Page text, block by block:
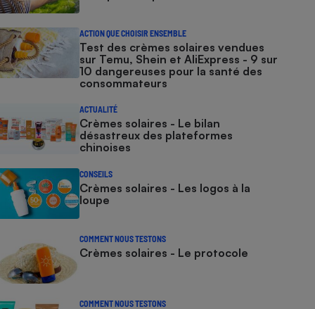
ACTION QUE CHOISIR ENSEMBLE
Test des crèmes solaires vendues
sur Temu, Shein et AliExpress - 9 sur
10 dangereuses pour la santé des
consommateurs
ACTUALITÉ
Crèmes solaires - Le bilan
désastreux des plateformes
chinoises
CONSEILS
Crèmes solaires - Les logos à la
loupe
COMMENT NOUS TESTONS
Crèmes solaires - Le protocole
COMMENT NOUS TESTONS